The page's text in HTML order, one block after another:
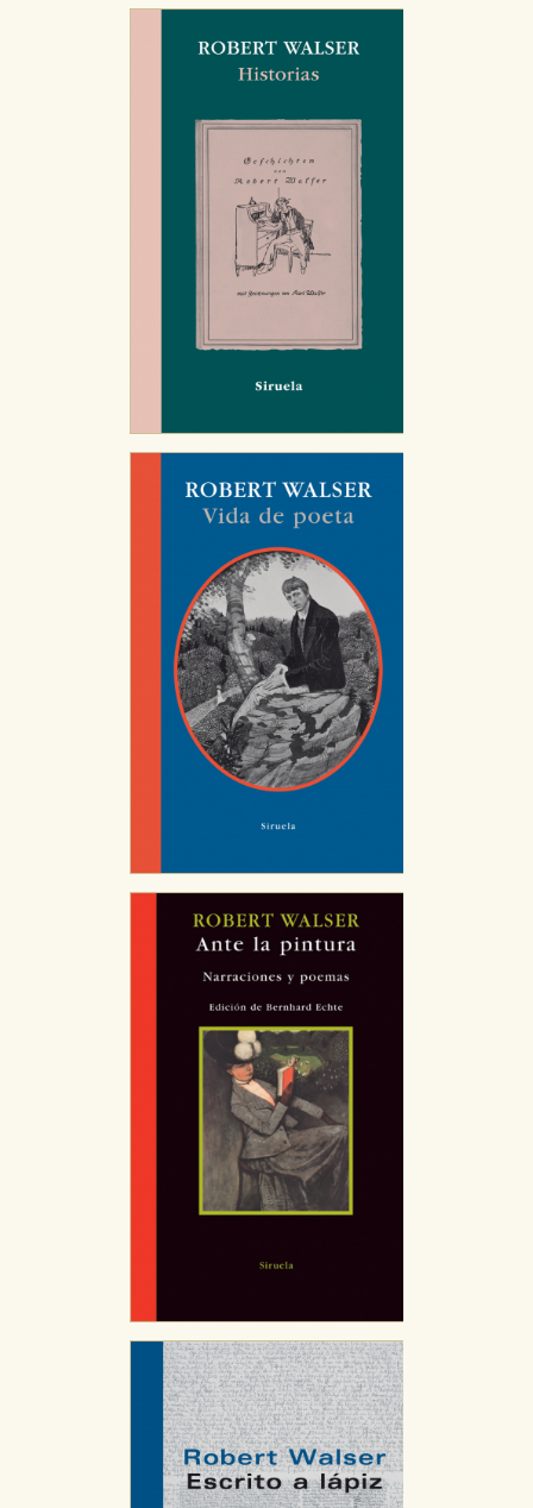
GUARDAR CONFIGURACIÓN